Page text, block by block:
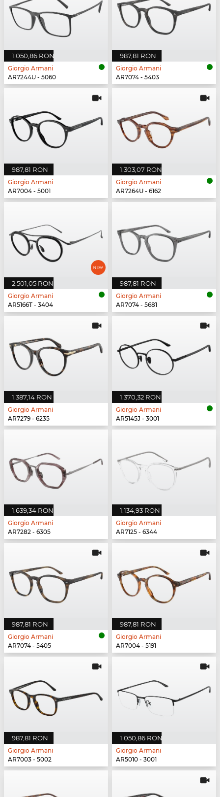
1.050,86 RON
Giorgio Armani
AR7244U - 5060
987,81 RON
Giorgio Armani
AR7074 - 5403
987,81 RON
Giorgio Armani
AR7004 - 5001
1.303,07 RON
Giorgio Armani
AR7264U - 6162
2.501,05 RON
Giorgio Armani
AR5166T - 3404
987,81 RON
Giorgio Armani
AR7074 - 5681
1.387,14 RON
Giorgio Armani
AR7279 - 6235
1.370,32 RON
Giorgio Armani
AR5145J - 3001
1.639,34 RON
Giorgio Armani
AR7282 - 6305
1.134,93 RON
Giorgio Armani
AR7125 - 6344
987,81 RON
Giorgio Armani
AR7074 - 5405
987,81 RON
Giorgio Armani
AR7004 - 5191
987,81 RON
Giorgio Armani
AR7003 - 5002
1.050,86 RON
Giorgio Armani
AR5010 - 3001